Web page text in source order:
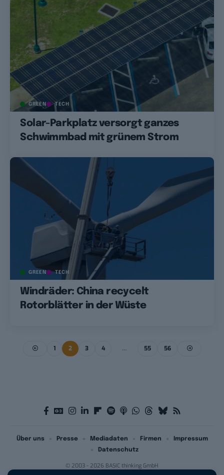
GREEN TECH
Solar-Parkplatz versorgt ganzes
Schwimmbad mit grünem Strom
GREEN TECH
Windräder: China recycelt
Rotorblätter in der Wüste
1 2 3 4 … 55 56
© 2003 - 2026 BASIC thinking GmbH
Über uns Presse Mediadaten Firmen
Impressum
Datenschutz